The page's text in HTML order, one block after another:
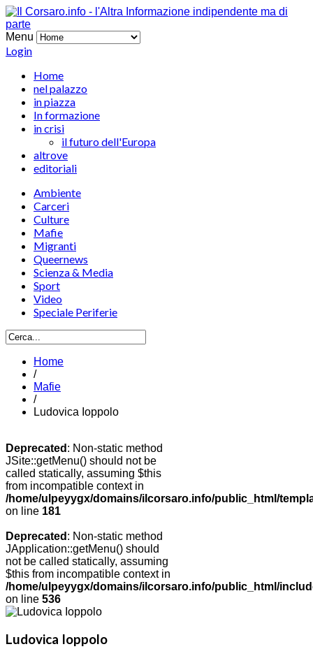
Menu
Login
Home
nel palazzo
in piazza
In formazione
in crisi
il futuro dell'Europa
altrove
editoriali
Ambiente
Carceri
Culture
Mafie
Migranti
Queernews
Scienza & Media
Sport
Video
Speciale Periferie
Home
/
Mafie
/
Ludovica Ioppolo
Deprecated : Non-static method
JSite::getMenu() should not be
called statically, assuming $this
from incompatible context in
/home/ulpeyygx/domains/ilcorsaro.info/public_html/
on line 181
Deprecated : Non-static method
JApplication::getMenu() should
not be called statically, assuming
$this from incompatible context in
/home/ulpeyygx/domains/ilcorsaro.info/public_html/
on line 536
Ludovica Ioppolo